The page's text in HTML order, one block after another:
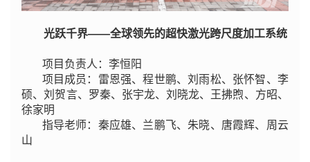
光跃千界——全球领先的超快激光跨尺度加工系统
项目负责人：李恒阳
项目成员：雷恩强、程世鹏、刘雨松、张怀智、李
硕、刘贺言、罗秦、张宇龙、刘晓龙、王拂煦、方昭、
徐家明
指导老师：秦应雄、兰鹏飞、朱晓、唐霞辉、周云
山